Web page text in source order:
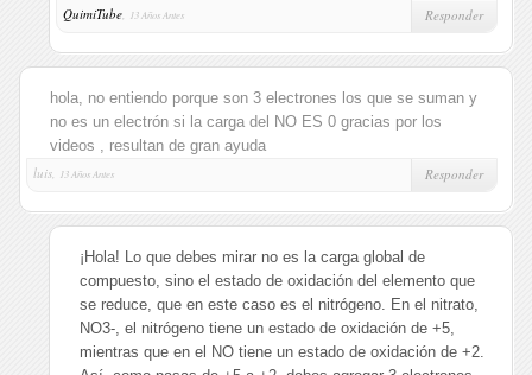
QuimiTube, 13 Años Antes Responder
hola, no entiendo porque son 3 electrones los que se suman y
no es un electrón si la carga del NO ES 0 gracias por los
videos , resultan de gran ayuda
luis,
13 Años Antes Responder
¡Hola! Lo que debes mirar no es la carga global de
compuesto, sino el estado de oxidación del elemento que
se reduce, que en este caso es el nitrógeno. En el nitrato,
NO3-, el nitrógeno tiene un estado de oxidación de +5,
mientras que en el NO tiene un estado de oxidación de +2.